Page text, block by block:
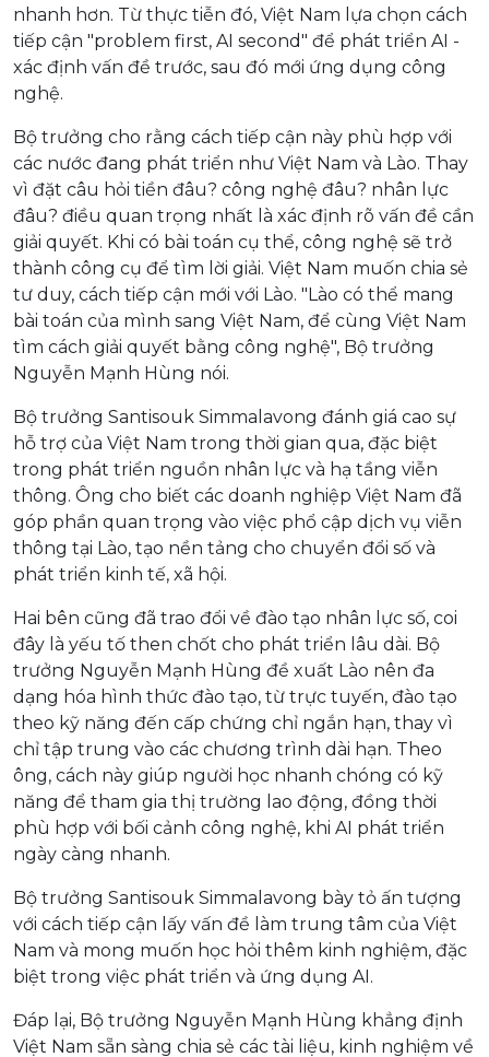
nhanh hơn. Từ thực tiễn đó, Việt Nam lựa chọn cách
tiếp cận "problem first, AI second" để phát triển AI -
xác định vấn đề trước, sau đó mới ứng dụng công
nghệ.
Bộ trưởng cho rằng cách tiếp cận này phù hợp với
các nước đang phát triển như Việt Nam và Lào. Thay
vì đặt câu hỏi tiền đâu? công nghệ đâu? nhân lực
đâu? điều quan trọng nhất là xác định rõ vấn đề cần
giải quyết. Khi có bài toán cụ thể, công nghệ sẽ trở
thành công cụ để tìm lời giải. Việt Nam muốn chia sẻ
tư duy, cách tiếp cận mới với Lào. "Lào có thể mang
bài toán của mình sang Việt Nam, để cùng Việt Nam
tìm cách giải quyết bằng công nghệ", Bộ trưởng
Nguyễn Mạnh Hùng nói.
Bộ trưởng Santisouk Simmalavong đánh giá cao sự
hỗ trợ của Việt Nam trong thời gian qua, đặc biệt
trong phát triển nguồn nhân lực và hạ tầng viễn
thông. Ông cho biết các doanh nghiệp Việt Nam đã
góp phần quan trọng vào việc phổ cập dịch vụ viễn
thông tại Lào, tạo nền tảng cho chuyển đổi số và
phát triển kinh tế, xã hội.
Hai bên cũng đã trao đổi về đào tạo nhân lực số, coi
đây là yếu tố then chốt cho phát triển lâu dài. Bộ
trưởng Nguyễn Mạnh Hùng đề xuất Lào nên đa
dạng hóa hình thức đào tạo, từ trực tuyến, đào tạo
theo kỹ năng đến cấp chứng chỉ ngắn hạn, thay vì
chỉ tập trung vào các chương trình dài hạn. Theo
ông, cách này giúp người học nhanh chóng có kỹ
năng để tham gia thị trường lao động, đồng thời
phù hợp với bối cảnh công nghệ, khi AI phát triển
ngày càng nhanh.
Bộ trưởng Santisouk Simmalavong bày tỏ ấn tượng
với cách tiếp cận lấy vấn đề làm trung tâm của Việt
Nam và mong muốn học hỏi thêm kinh nghiệm, đặc
biệt trong việc phát triển và ứng dụng AI.
Đáp lại, Bộ trưởng Nguyễn Mạnh Hùng khẳng định
Việt Nam sẵn sàng chia sẻ các tài liệu, kinh nghiệm về